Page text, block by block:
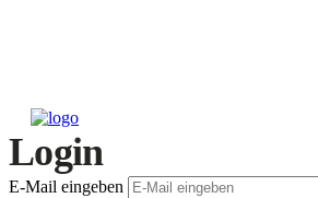
Login
E-Mail eingeben